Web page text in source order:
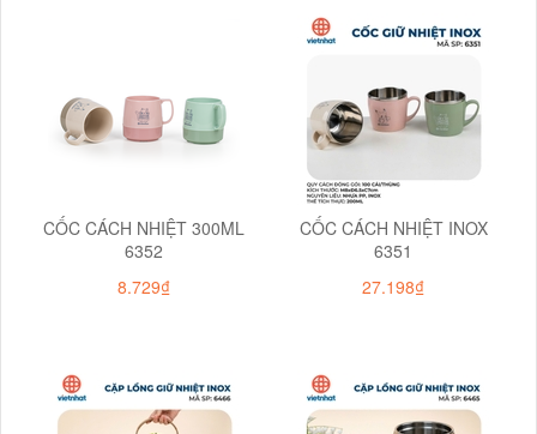
CỐC CÁCH NHIỆT 300ML
6352
8.729₫
CỐC CÁCH NHIỆT INOX
6351
27.198₫